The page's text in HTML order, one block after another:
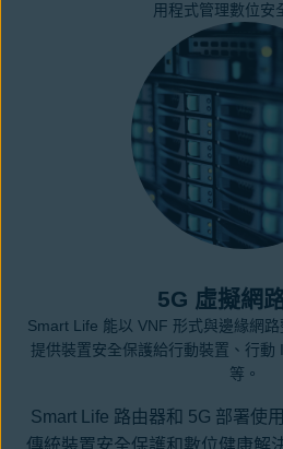
用程式管理數位安
5G 虛擬網
Smart Life 能以 VNF 形式與邊緣網
提供裝置安全保護給行動裝置、行
等。
Smart Life 路由器和 5G 部署使